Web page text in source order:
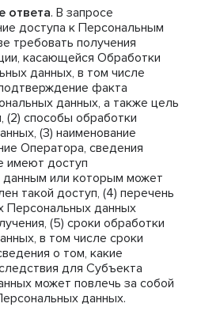
ответа. В запросе
доступа к Персональным
требовать получения
касающейся Обработки
данных, в том числе
факта
данных, а также цель
(2) способы обработки
(3) наименование
Оператора, сведения
имеют доступ
или которым может
такой доступ, (4) перечень
Персональных данных
(5) сроки обработки
в том числе сроки
о том, какие
для Субъекта
может повлечь за собой
данных.